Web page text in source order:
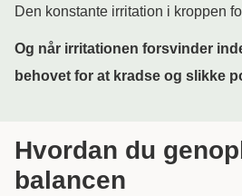
Den konstante irritation i kroppen
Og når irritationen forsvinder
behovet for at kradse og slikke
Hvordan du
balancen